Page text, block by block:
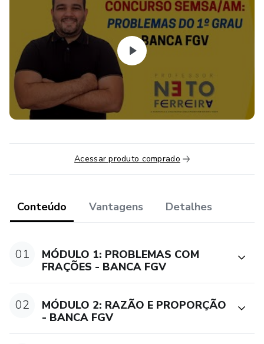
Acessar produto comprado
Conteúdo Vantagens Detalhes
01
MÓDULO 1: PROBLEMAS COM
FRAÇÕES - BANCA FGV
02
MÓDULO 2: RAZÃO E PROPORÇÃO
- BANCA FGV